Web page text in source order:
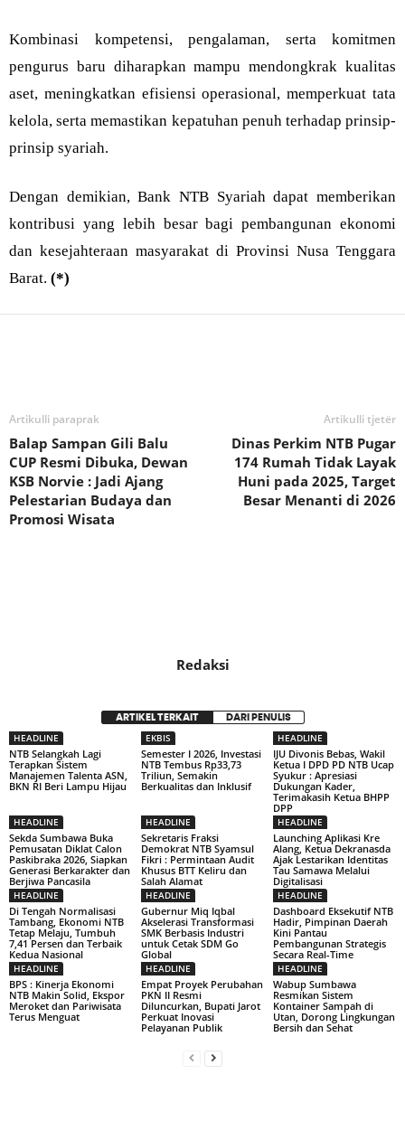
Kombinasi kompetensi, pengalaman, serta komitmen
pengurus baru diharapkan mampu mendongkrak kualitas
aset, meningkatkan efisiensi operasional, memperkuat tata
kelola, serta memastikan kepatuhan penuh terhadap prinsip-
prinsip syariah.
Dengan demikian, Bank NTB Syariah dapat memberikan
kontribusi yang lebih besar bagi pembangunan ekonomi
dan kesejahteraan masyarakat di Provinsi Nusa Tenggara
Barat. (*)
Artikulli paraprak
Balap Sampan Gili Balu
CUP Resmi Dibuka, Dewan
KSB Norvie : Jadi Ajang
Pelestarian Budaya dan
Promosi Wisata
Artikulli tjetër
Dinas Perkim NTB Pugar
174 Rumah Tidak Layak
Huni pada 2025, Target
Besar Menanti di 2026
Redaksi
ARTIKEL TERKAIT DARI PENULIS
HEADLINE
NTB Selangkah Lagi
Terapkan Sistem
Manajemen Talenta ASN,
BKN RI Beri Lampu Hijau
EKBIS
Semester I 2026, Investasi
NTB Tembus Rp33,73
Triliun, Semakin
Berkualitas dan Inklusif
HEADLINE
IJU Divonis Bebas, Wakil
Ketua I DPD PD NTB Ucap
Syukur : Apresiasi
Dukungan Kader,
Terimakasih Ketua BHPP
DPP
HEADLINE
Sekda Sumbawa Buka
Pemusatan Diklat Calon
Paskibraka 2026, Siapkan
Generasi Berkarakter dan
Berjiwa Pancasila
HEADLINE
Sekretaris Fraksi
Demokrat NTB Syamsul
Fikri : Permintaan Audit
Khusus BTT Keliru dan
Salah Alamat
HEADLINE
Launching Aplikasi Kre
Alang, Ketua Dekranasda
Ajak Lestarikan Identitas
Tau Samawa Melalui
Digitalisasi
HEADLINE
Di Tengah Normalisasi
Tambang, Ekonomi NTB
Tetap Melaju, Tumbuh
7,41 Persen dan Terbaik
Kedua Nasional
HEADLINE
Gubernur Miq Iqbal
Akselerasi Transformasi
SMK Berbasis Industri
untuk Cetak SDM Go
Global
HEADLINE
Dashboard Eksekutif NTB
Hadir, Pimpinan Daerah
Kini Pantau
Pembangunan Strategis
Secara Real-Time
HEADLINE
BPS : Kinerja Ekonomi
NTB Makin Solid, Ekspor
Meroket dan Pariwisata
Terus Menguat
HEADLINE
Empat Proyek Perubahan
PKN II Resmi
Diluncurkan, Bupati Jarot
Perkuat Inovasi
Pelayanan Publik
HEADLINE
Wabup Sumbawa
Resmikan Sistem
Kontainer Sampah di
Utan, Dorong Lingkungan
Bersih dan Sehat